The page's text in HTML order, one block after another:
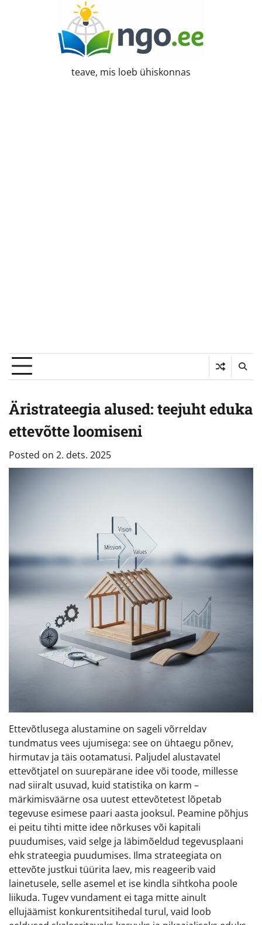
teave, mis loeb ühiskonnas
Äristrateegia alused: teejuht eduka
ettevõtte loomiseni
Posted on 2. dets. 2025
Ettevõtlusega alustamine on sageli võrreldav
tundmatus vees ujumisega: see on ühtaegu põnev,
hirmutav ja täis ootamatusi. Paljudel alustavatel
ettevõtjatel on suurepärane idee või toode, millesse
nad siiralt usuvad, kuid statistika on karm –
märkimisväärne osa uutest ettevõtetest lõpetab
tegevuse esimese paari aasta jooksul. Peamine põhjus
ei peitu tihti mitte idee nõrkuses või kapitali
puudumises, vaid selge ja läbimõeldud tegevusplaani
ehk strateegia puudumises. Ilma strateegiata on
ettevõte justkui tüürita laev, mis reageerib vaid
lainetusele, selle asemel et ise kindla sihtkoha poole
liikuda. Tugev vundament ei taga mitte ainult
ellujäämist konkurentsitihedal turul, vaid loob